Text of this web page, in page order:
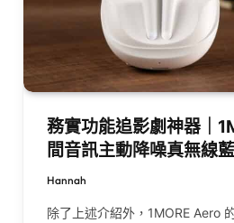
務實功能追影劇神器｜
間音訊主動降噪真無線
Hannah
除了上述介紹外，1MORE Aero